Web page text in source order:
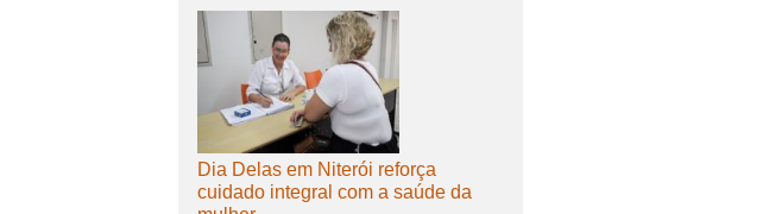
Dia Delas em Niterói reforça
cuidado integral com a saúde da